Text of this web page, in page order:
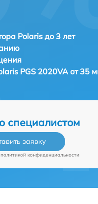
Polaris до 3 лет
PGS 2020VA от 35
специалистом
заявку
политикой конфиденциальности